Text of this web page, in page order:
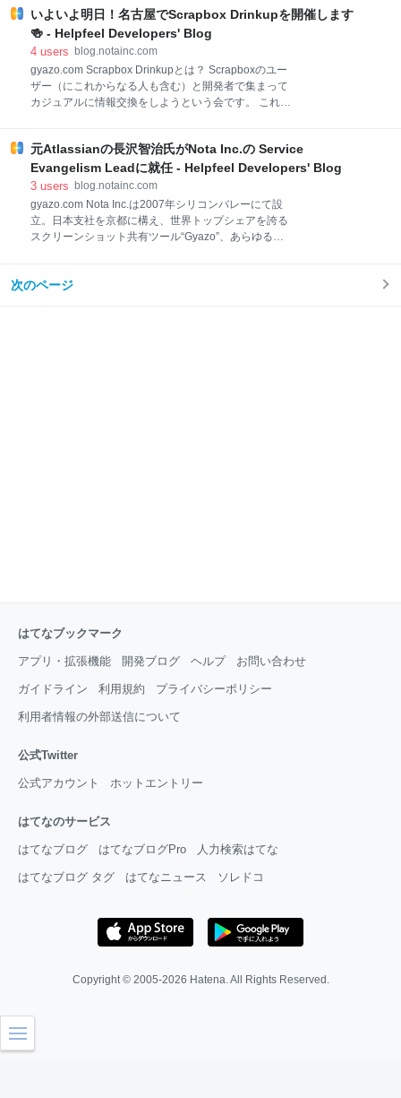
から質の高いプロダクトの実
従事。仕事の中でUIとソフトウェアの面白さに惹か
れ、退職後に慶応義塾大学大学院の政策・メディア研
究科にて修士号を取得。その後iOSアプリの開発業務
りを開発。ビジュアルワークとコーディングの両側面
から質の高いプロダクトの実現を目指す。 gyazo.com
以前はハードウェアのデザインをしていた Notaに入社
のは2015年。それ以
いよいよ明日！名古屋でScrapbox Drinkupを開催します
🍻 - Helpfeel Developers' Blog
4 users blog.notainc.com
gyazo.com Scrapbox Drinkupとは？ Scrapboxのユー
ザー（にこれからなる人も含む）と開発者で集まって
カジュアルに情報交換をしようという会です。 これま
Scrapbox開発チームからお話します。 さらに、
Scrapboxをがんがん使いこなしているユーザーさんか
らも活用事例を発表していただく予定です。 ピザとビ
ールを楽しみながら、みんなでわいわい語り合いまし
ょう🍺 👇イベント参加はこちらから👇
nota.connpass.com こんな人におすすめ Scrapboxを
Scrapbox Drinkup用のプロジェクトページページ これ
元Atlassianの長沢智治氏がNota Inc.の Service
Evangelism Leadに就任 - Helpfeel Developers' Blog
3 users blog.notainc.com
gyazo.com Nota Inc.は2007年シリコンバレーにて設
立。日本支社を京都に構え、世界トップシェアを誇る
スクリーンショット共有ツール“Gyazo”、あらゆる情
発信の支援を行うことを目的としたプロダクトの開
次のページ
はてなブックマーク
アプリ・拡張機能 開発ブログ ヘルプ お問い合わせ
ガイドライン 利用規約 プライバシーポリシー
利用者情報の外部送信について
公式Twitter
公式アカウント ホットエントリー
はてなのサービス
はてなブログ はてなブログPro 人力検索はてな
はてなブログ タグ はてなニュース ソレドコ
Copyright © 2005-2026 Hatena. All Rights Reserved.